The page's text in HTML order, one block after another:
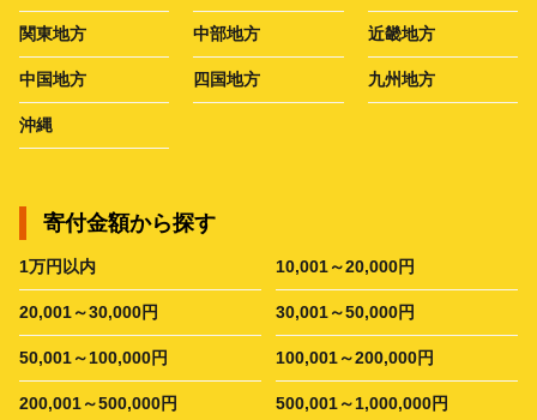
関東地方 中部地方 近畿地方
中国地方 四国地方 九州地方
沖縄
寄付金額から探す
1万円以内 10,001～20,000円
20,001～30,000円 30,001～50,000円
50,001～100,000円 100,001～200,000円
200,001～500,000円 500,001～1,000,000円